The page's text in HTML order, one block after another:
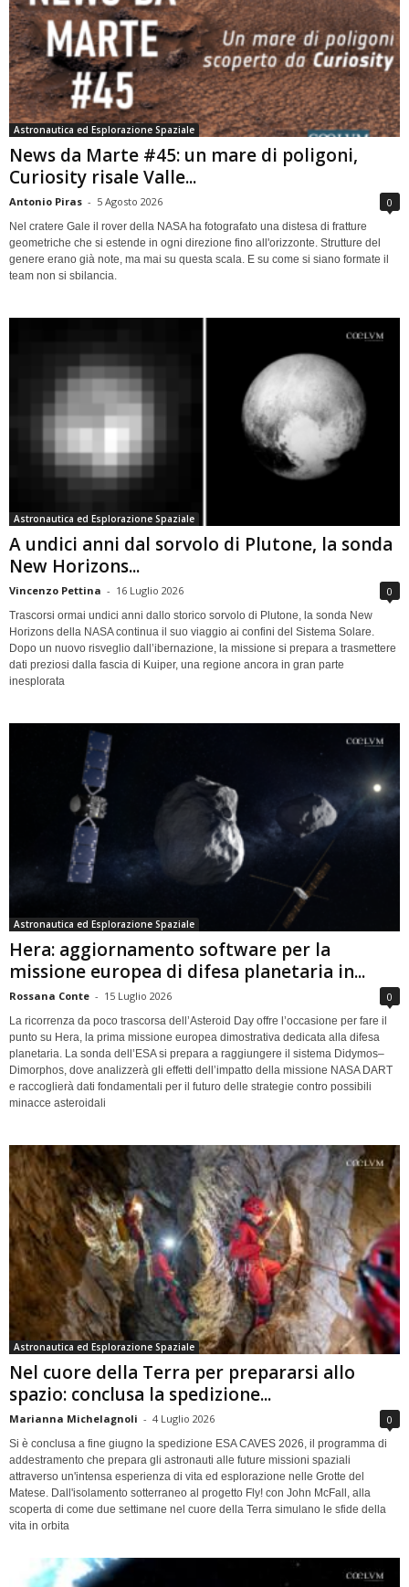
Astronautica ed Esplorazione Spaziale
News da Marte #45: un mare di poligoni,
Curiosity risale Valle...
Antonio Piras - 5 Agosto 2026 0
Nel cratere Gale il rover della NASA ha fotografato una distesa di fratture
geometriche che si estende in ogni direzione fino all'orizzonte. Strutture del
genere erano già note, ma mai su questa scala. E su come si siano formate il
team non si sbilancia.
Astronautica ed Esplorazione Spaziale
A undici anni dal sorvolo di Plutone, la sonda
New Horizons...
Vincenzo Pettina - 16 Luglio 2026 0
Trascorsi ormai undici anni dallo storico sorvolo di Plutone, la sonda New
Horizons della NASA continua il suo viaggio ai confini del Sistema Solare.
Dopo un nuovo risveglio dall’ibernazione, la missione si prepara a trasmettere
dati preziosi dalla fascia di Kuiper, una regione ancora in gran parte
inesplorata
Astronautica ed Esplorazione Spaziale
Hera: aggiornamento software per la
missione europea di difesa planetaria in...
Rossana Conte - 15 Luglio 2026 0
La ricorrenza da poco trascorsa dell’Asteroid Day offre l’occasione per fare il
punto su Hera, la prima missione europea dimostrativa dedicata alla difesa
planetaria. La sonda dell’ESA si prepara a raggiungere il sistema Didymos–
Dimorphos, dove analizzerà gli effetti dell’impatto della missione NASA DART
e raccoglierà dati fondamentali per il futuro delle strategie contro possibili
minacce asteroidali
Astronautica ed Esplorazione Spaziale
Nel cuore della Terra per prepararsi allo
spazio: conclusa la spedizione...
Marianna Michelagnoli - 4 Luglio 2026 0
Si è conclusa a fine giugno la spedizione ESA CAVES 2026, il programma di
addestramento che prepara gli astronauti alle future missioni spaziali
attraverso un'intensa esperienza di vita ed esplorazione nelle Grotte del
Matese. Dall'isolamento sotterraneo al progetto Fly! con John McFall, alla
scoperta di come due settimane nel cuore della Terra simulano le sfide della
vita in orbita